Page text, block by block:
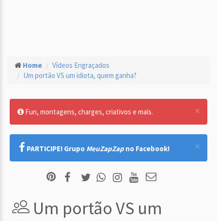
Home
Vídeos Engraçados
Um portão VS um idiota, quem ganha?
×
Fun, montagens, charges, criativos e mais.
×
PARTICIPE! Grupo MeuZapZap no Facebook!
Um portão VS um